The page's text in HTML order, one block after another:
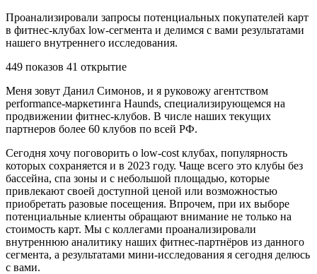
Проанализировали запросы потенциальных покупателей карт
в фитнес-клубах low-сегмента и делимся с вами результатами
нашего внутреннего исследования.
449 показов 41 открытие
Меня зовут Данил Симонов, и я руковожу агентством
performance-маркетинга Haunds, специализирующемся на
продвижении фитнес-клубов. В числе наших текущих
партнеров более 60 клубов по всей РФ.
Сегодня хочу поговорить о low-cost клубах, популярность
которых сохраняется и в 2023 году. Чаще всего это клубы без
бассейна, спа зоны и с небольшой площадью, которые
привлекают своей доступной ценой или возможностью
приобретать разовые посещения. Впрочем, при их выборе
потенциальные клиенты обращают внимание не только на
стоимость карт. Мы с коллегами проанализировали
внутреннюю аналитику наших фитнес-партнёров из данного
сегмента, а результатами мини-исследования я сегодня делюсь
с вами.